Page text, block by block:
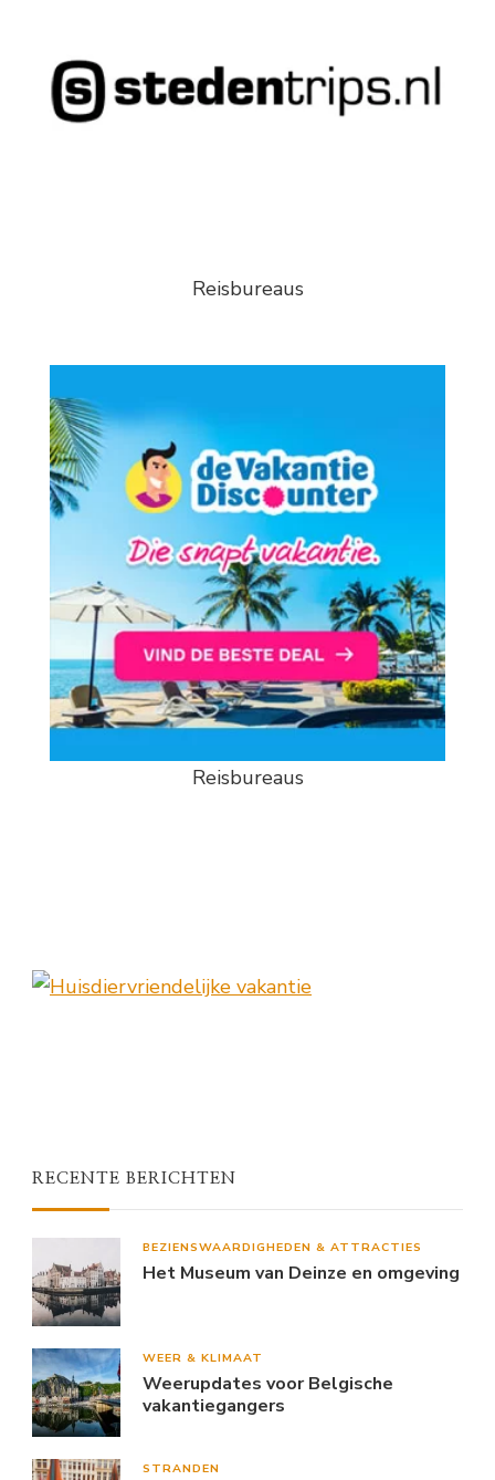
Reisbureaus
Reisbureaus
RECENTE BERICHTEN
BEZIENSWAARDIGHEDEN & ATTRACTIES
Het Museum van Deinze en omgeving
WEER & KLIMAAT
Weerupdates voor Belgische
vakantiegangers
STRANDEN